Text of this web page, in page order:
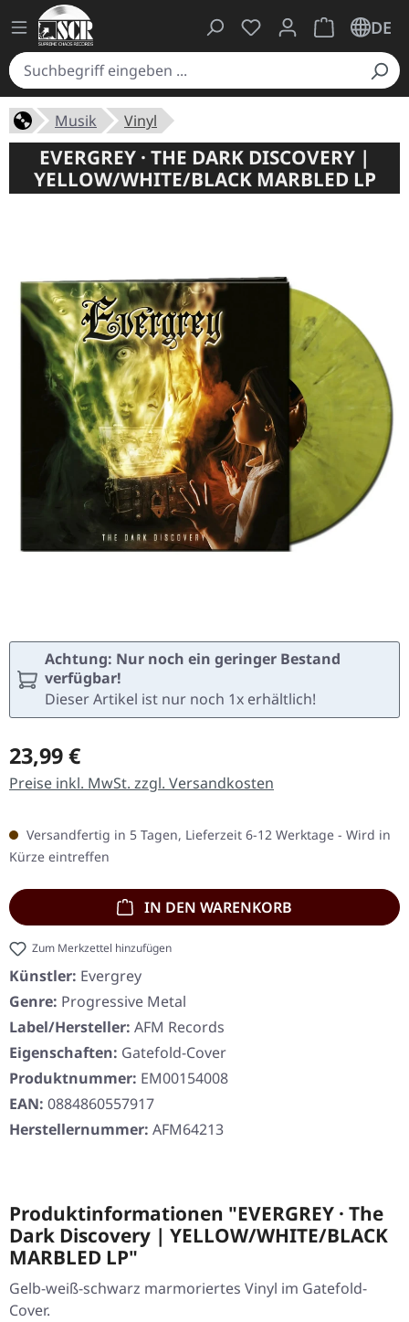
Du hast 0 Produkte
Warenkorb
DE
Musik Vinyl
EVERGREY · THE DARK DISCOVERY |
YELLOW/WHITE/BLACK MARBLED LP
Achtung: Nur noch ein geringer Bestand
verfügbar!
Dieser Artikel ist nur noch 1x erhältlich!
Regulärer Preis:
23,99 €
Preise inkl. MwSt. zzgl. Versandkosten
Versandfertig in 5 Tagen, Lieferzeit 6-12 Werktage - Wird in
Kürze eintreffen
IN DEN WARENKORB
Zum Merkzettel hinzufügen
Künstler: Evergrey
Genre: Progressive Metal
Label/Hersteller: AFM Records
Eigenschaften: Gatefold-Cover
Produktnummer: EM00154008
EAN: 0884860557917
Herstellernummer: AFM64213
Produktinformationen "EVERGREY · The
Dark Discovery | YELLOW/WHITE/BLACK
MARBLED LP"
Gelb-weiß-schwarz marmoriertes Vinyl im Gatefold-
Cover.